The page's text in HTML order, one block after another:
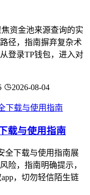
资金池来源查询的实
径，指南摒弃复杂术
登录TP钱包，进入对
2026-08-04
载与使用指南
全下载与使用指南展
险，指南明确提示，
，切勿轻信陌生链